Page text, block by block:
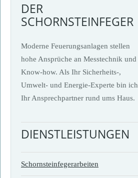
DER
SCHORNSTEINFEGER
Moderne Feuerungsanlagen stellen
hohe Ansprüche an Messtechnik und
Know-how. Als Ihr Sicherheits-,
Umwelt- und Energie-Experte bin ich
Ihr Ansprechpartner rund ums Haus.
DIENSTLEISTUNGEN
Schornsteinfegerarbeiten